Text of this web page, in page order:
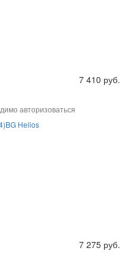
7 410 руб.
авторизоваться
Helios
7 275 руб.